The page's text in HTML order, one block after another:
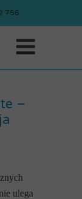
756
–
ulega